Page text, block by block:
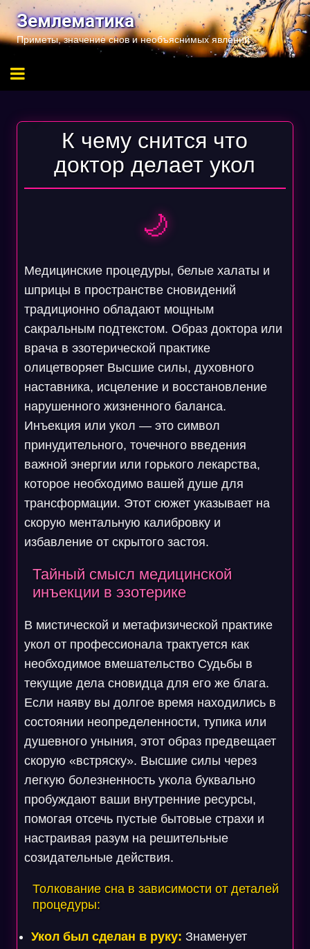
Перейти
содержимому
Землематика
Приметы, значение снов и необъяснимых явлений
К чему снится что
доктор делает укол
🌙
Медицинские процедуры, белые халаты и
шприцы в пространстве сновидений
традиционно обладают мощным
сакральным подтекстом. Образ доктора или
врача в эзотерической практике
олицетворяет Высшие силы, духовного
наставника, исцеление и восстановление
нарушенного жизненного баланса.
Инъекция или укол — это символ
принудительного, точечного введения
важной энергии или горького лекарства,
которое необходимо вашей душе для
трансформации. Этот сюжет указывает на
скорую ментальную калибровку и
избавление от скрытого застоя.
Тайный смысл медицинской
инъекции в эзотерике
В мистической и метафизической практике
укол от профессионала трактуется как
необходимое вмешательство Судьбы в
текущие дела сновидца для его же блага.
Если наяву вы долгое время находились в
состоянии неопределенности, тупика или
душевного уныния, этот образ предвещает
скорую «встряску». Высшие силы через
легкую болезненность укола буквально
пробуждают ваши внутренние ресурсы,
помогая отсечь пустые бытовые страхи и
настраивая разум на решительные
созидательные действия.
Толкование сна в зависимости от деталей
процедуры:
Укол был сделан в руку: Знаменует